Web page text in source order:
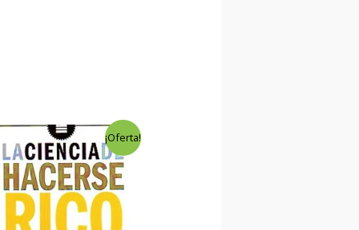
¡Oferta!
El
precio
original
era:
$9.00.
El
precio
actual
es:
$0.00.